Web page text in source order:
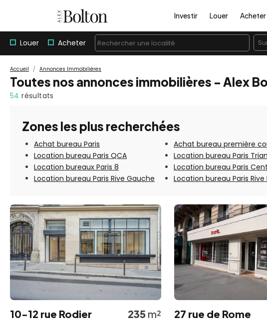
Investir Louer Acheter
Louer Acheter Rechercher une localité
Accueil Annonces Immobilières
Toutes nos annonces immobilières - Alex
54 résultats
Zones les plus recherchées
Achat bureau Paris
Achat bureau première
Location bureau Paris QCA
Location bureau Paris
Location bureaux Paris 8
Location bureau Paris
Location bureau Paris Rive Gauche
Location bureau Paris Rive
10-12 rue Rodier 235 m² 27 rue de Rome